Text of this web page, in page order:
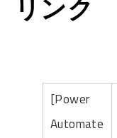
リンク
[Power
Automate